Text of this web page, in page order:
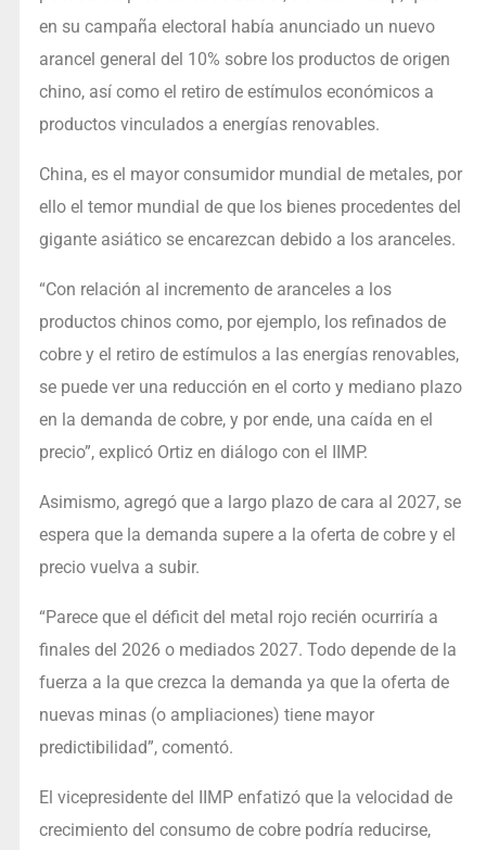
en su campaña electoral había anunciado un nuevo
arancel general del 10% sobre los productos de origen
chino, así como el retiro de estímulos económicos a
productos vinculados a energías renovables.
China, es el mayor consumidor mundial de metales, por
ello el temor mundial de que los bienes procedentes del
gigante asiático se encarezcan debido a los aranceles.
“Con relación al incremento de aranceles a los
productos chinos como, por ejemplo, los refinados de
cobre y el retiro de estímulos a las energías renovables,
se puede ver una reducción en el corto y mediano plazo
en la demanda de cobre, y por ende, una caída en el
precio”, explicó Ortiz en diálogo con el IIMP.
Asimismo, agregó que a largo plazo de cara al 2027, se
espera que la demanda supere a la oferta de cobre y el
precio vuelva a subir.
“Parece que el déficit del metal rojo recién ocurriría a
finales del 2026 o mediados 2027. Todo depende de la
fuerza a la que crezca la demanda ya que la oferta de
nuevas minas (o ampliaciones) tiene mayor
predictibilidad”, comentó.
El vicepresidente del IIMP enfatizó que la velocidad de
crecimiento del consumo de cobre podría reducirse,